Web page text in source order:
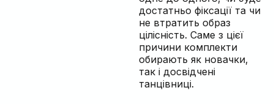
достатньо фіксації та чи
не втратить образ
цілісність. Саме з цієї
причини комплекти
обирають як новачки,
так і досвідчені
танцівниці.